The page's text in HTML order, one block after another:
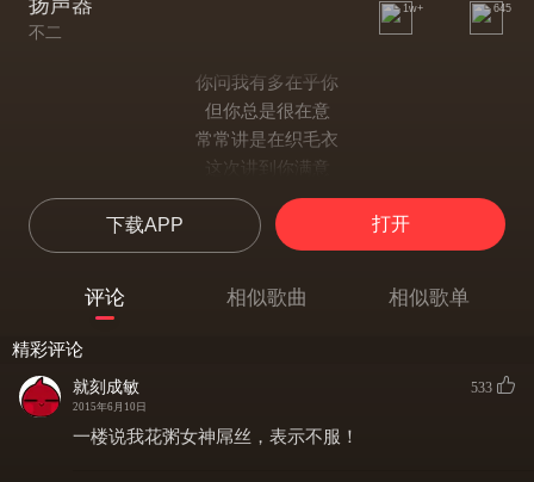
不二
1w+ 645
你问我有多在乎你
但你总是很在意
常常讲是在织毛衣
这次讲到你满意
每次你看过偶像剧
就来问我傻问题
明知道我多宠你
给我一个扬声器
给我一个扬声器
下载APP 打开
评论 相似歌曲 相似歌单
精彩评论
就刻成敏
2015年6月10日
533
一楼说我花粥女神屌丝，表示不服！